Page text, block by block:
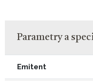
Parametry a
Emitent